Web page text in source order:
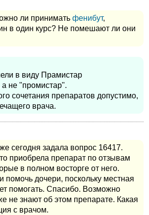
ли принимать фенибут,
в один курс? Не помешают ли они
в виду Прамистар
не "промистар".
сочетания препаратов допустимо,
врача.
сегодня задала вопрос 16417.
приобрела препарат по отзывам
в полном восторге от него.
помочь дочери, поскольку местная
помогать. Спасибо. Возможно
не знают об этом препарате. Какая
с врачом.